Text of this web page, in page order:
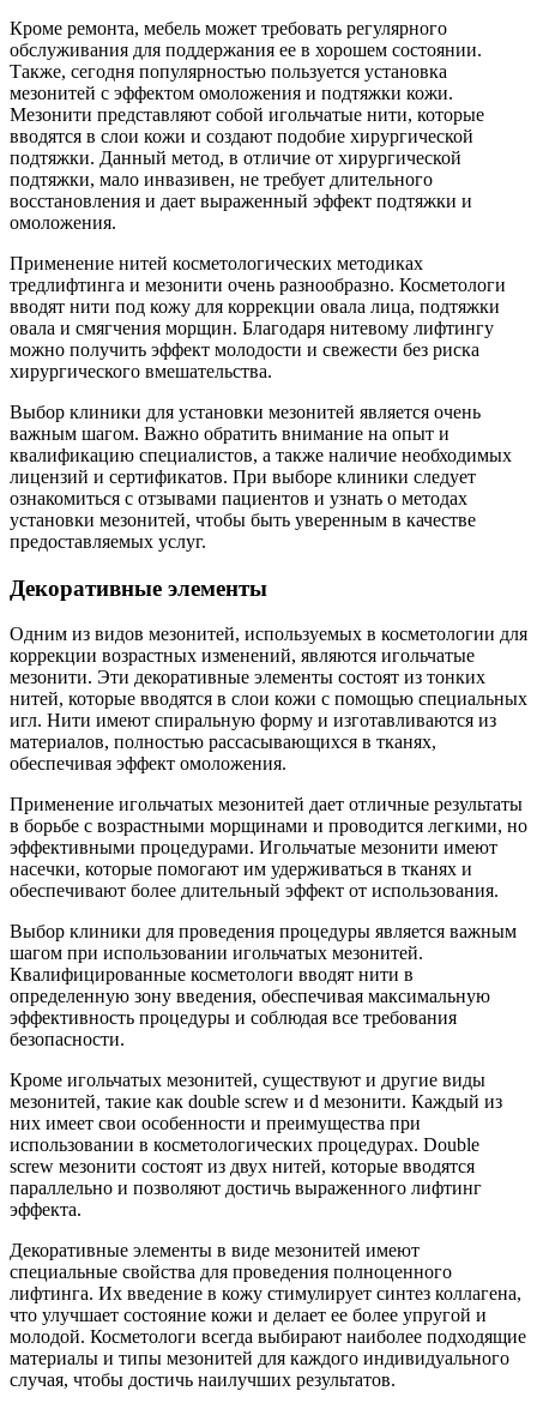
Кроме ремонта, мебель может требовать регулярного
обслуживания для поддержания ее в хорошем состоянии.
Также, сегодня популярностью пользуется установка
мезонитей с эффектом омоложения и подтяжки кожи.
Мезонити представляют собой игольчатые нити, которые
вводятся в слои кожи и создают подобие хирургической
подтяжки. Данный метод, в отличие от хирургической
подтяжки, мало инвазивен, не требует длительного
восстановления и дает выраженный эффект подтяжки и
омоложения.
Применение нитей косметологических методиках
тредлифтинга и мезонити очень разнообразно. Косметологи
вводят нити под кожу для коррекции овала лица, подтяжки
овала и смягчения морщин. Благодаря нитевому лифтингу
можно получить эффект молодости и свежести без риска
хирургического вмешательства.
Выбор клиники для установки мезонитей является очень
важным шагом. Важно обратить внимание на опыт и
квалификацию специалистов, а также наличие необходимых
лицензий и сертификатов. При выборе клиники следует
ознакомиться с отзывами пациентов и узнать о методах
установки мезонитей, чтобы быть уверенным в качестве
предоставляемых услуг.
Декоративные элементы
Одним из видов мезонитей, используемых в косметологии для
коррекции возрастных изменений, являются игольчатые
мезонити. Эти декоративные элементы состоят из тонких
нитей, которые вводятся в слои кожи с помощью специальных
игл. Нити имеют спиральную форму и изготавливаются из
материалов, полностью рассасывающихся в тканях,
обеспечивая эффект омоложения.
Применение игольчатых мезонитей дает отличные результаты
в борьбе с возрастными морщинами и проводится легкими, но
эффективными процедурами. Игольчатые мезонити имеют
насечки, которые помогают им удерживаться в тканях и
обеспечивают более длительный эффект от использования.
Выбор клиники для проведения процедуры является важным
шагом при использовании игольчатых мезонитей.
Квалифицированные косметологи вводят нити в
определенную зону введения, обеспечивая максимальную
эффективность процедуры и соблюдая все требования
безопасности.
Кроме игольчатых мезонитей, существуют и другие виды
мезонитей, такие как double screw и d мезонити. Каждый из
них имеет свои особенности и преимущества при
использовании в косметологических процедурах. Double
screw мезонити состоят из двух нитей, которые вводятся
параллельно и позволяют достичь выраженного лифтинг
эффекта.
Декоративные элементы в виде мезонитей имеют
специальные свойства для проведения полноценного
лифтинга. Их введение в кожу стимулирует синтез коллагена,
что улучшает состояние кожи и делает ее более упругой и
молодой. Косметологи всегда выбирают наиболее подходящие
материалы и типы мезонитей для каждого индивидуального
случая, чтобы достичь наилучших результатов.